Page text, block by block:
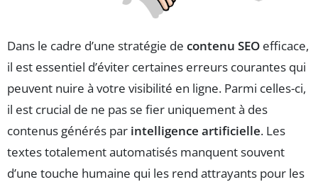
Dans le cadre d’une stratégie de contenu SEO efficace,
il est essentiel d’éviter certaines erreurs courantes qui
peuvent nuire à votre visibilité en ligne. Parmi celles-ci,
il est crucial de ne pas se fier uniquement à des
contenus générés par intelligence artificielle. Les
textes totalement automatisés manquent souvent
d’une touche humaine qui les rend attrayants pour les